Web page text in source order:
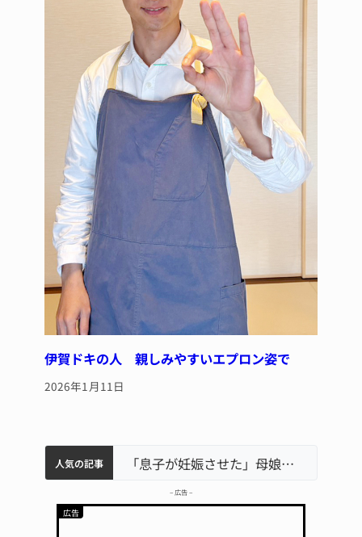
伊賀ドキの人 親しみやすいエプロン姿で
2026年1月11日
人気の記事
名張市水道料金47％値上げへ 答申案、審議会で大筋まとまる
中学校の陶壁モニュメント 地元建設会社がボランティアで清掃 伊賀名張市立病院のDMAT、熊本地震の被災地へ 能登以来3回目の派遣 「息子が妊娠させた」母娘だまされ400万円詐欺被害 名張
– 広告 –